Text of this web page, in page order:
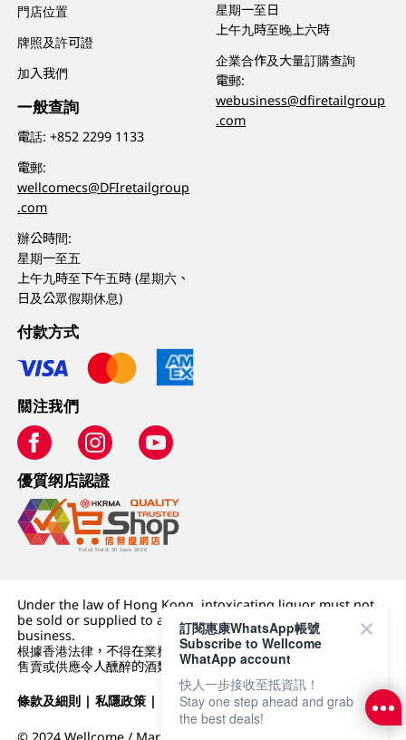
門店位置
牌照及許可證
加入我們
一般查詢
電話:+852 2299 1133
電郵:
wellcomecs@DFIretailgroup
.com
辦公時間:
星期一至五
上午九時至下午五時 (星期六、
日及公眾假期休息)
星期一至日
上午九時至晚上六時
企業合作及大量訂購查詢
電郵:
webusiness@dfiretailgroup
.com
付款方式
關注我們
優質纲店認證
Under the law of Hong Kong, intoxicating liquor must not
be sold or supplied to a minor (under 18) in the course of
business.
根據香港法律，不得在業務過程中，向未成年人 (18 歲以下人士)
售賣或供應令人醺醉的酒類。
條款及細則 |私隱政策 | DFI零售集團
訂閱惠康WhatsApp帳號
Subscribe to Wellcome
WhatApp account
快人一步接收至抵資訊！
Stay one step ahead and grab
the best deals!